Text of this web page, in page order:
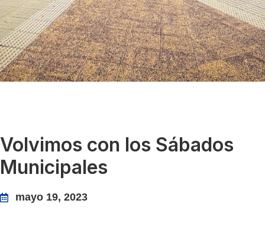
Volvimos con los Sábados
Municipales
mayo 19, 2023